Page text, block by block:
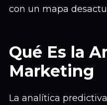
con un mapa
Qué Es la
Marketing
La analítica